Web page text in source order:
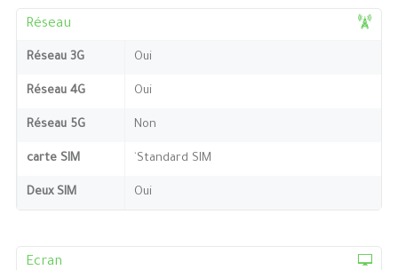
Réseau
Réseau 3G Oui
Réseau 4G Oui
Réseau 5G Non
carte SIM `Standard SIM
Deux SIM Oui
Ecran